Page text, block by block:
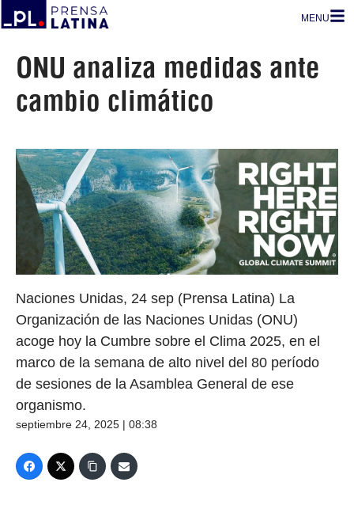
MENU
ONU analiza medidas ante
cambio climático
Naciones Unidas, 24 sep (Prensa Latina) La
Organización de las Naciones Unidas (ONU)
acoge hoy la Cumbre sobre el Clima 2025, en el
marco de la semana de alto nivel del 80 período
de sesiones de la Asamblea General de ese
organismo.
septiembre 24, 2025 | 08:38